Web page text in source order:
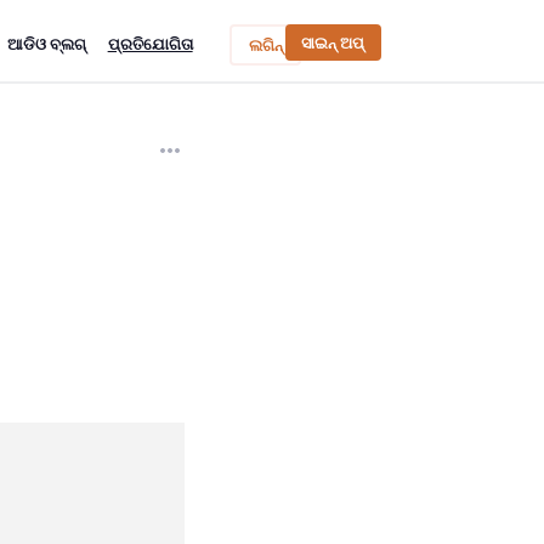
ଆଡିଓ ବ୍ଲଗ୍ ପ୍ରତିଯୋଗିତା ଲଗିନ୍ ସାଇନ୍ ଅପ୍